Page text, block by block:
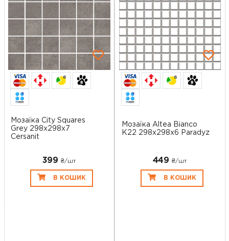
6
Мозаїка City Squares
Grey 298x298x7
Cersanit
399 ₴/шт
В КОШИК
6
Мозаїка Altea Bianco
K22 298x298x6 Paradyz
449 ₴/шт
В КОШИК